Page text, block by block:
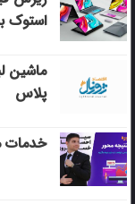
استوک
پلاس
خدمات